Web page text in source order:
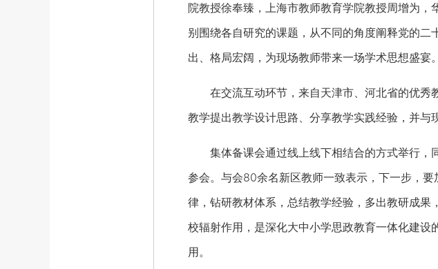
院教授徐奉臻，上海市教师教育学院教授周增为
别围绕各自研究的课题，从不同的角度阐释党的
出、格局宏阔，为现场教师带来一场学术思想盛宴。
在交流互动环节，来自天津市、河北省的优秀
教学提出教学设计思路、分享教学实践经验，并与
集体备课会通过线上线下相结合的方式举行，
参会。与会80余名新区教师一致表示，下一步，
律，钻研教材体系，总结教学经验，多出教研成
校辐射作用，是深化大中小学思政教育一体化建
用。